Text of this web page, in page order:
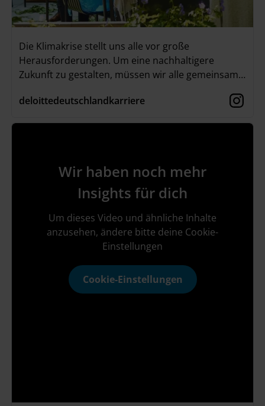
Die Klimakrise stellt uns alle vor große
Herausforderungen. Um eine nachhaltigere
Zukunft zu gestalten, müssen wir alle gemeinsam
Deloitte.Deshalb haben wir die Better Futures
wir mit großen und kleinen Schritten den Weg in
eine bessere Zukunft ebnen können.
deloittedeutschlandkarriere
Wir haben noch mehr
Insights für dich
Um dieses Video und ähnliche Inhalte
anzusehen, ändere bitte deine Cookie-
Einstellungen
Cookie-Einstellungen